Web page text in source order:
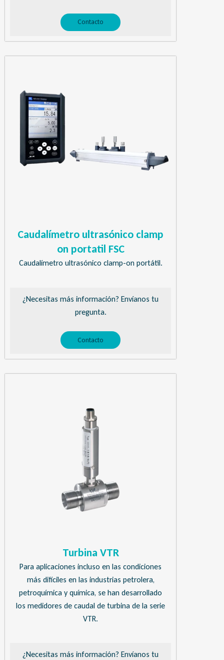
Contacto
Caudalímetro ultrasónico clamp
on portatil FSC
Caudalímetro ultrasónico clamp-on portátil.
¿Necesitas más información? Envíanos tu
pregunta.
Contacto
Turbina VTR
Para aplicaciones incluso en las condiciones
más difíciles en las industrias petrolera,
petroquímica y química, se han desarrollado
los medidores de caudal de turbina de la serie
VTR.
¿Necesitas más información? Envíanos tu